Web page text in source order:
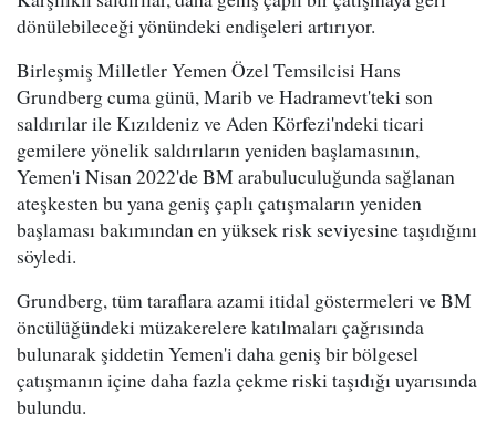
dönülebileceği yönündeki endişeleri artırıyor.
Birleşmiş Milletler Yemen Özel Temsilcisi Hans
Grundberg cuma günü, Marib ve Hadramevt'teki son
saldırılar ile Kızıldeniz ve Aden Körfezi'ndeki ticari
gemilere yönelik saldırıların yeniden başlamasının,
Yemen'i Nisan 2022'de BM arabuluculuğunda sağlanan
ateşkesten bu yana geniş çaplı çatışmaların yeniden
başlaması bakımından en yüksek risk seviyesine taşıdığını
söyledi.
Grundberg, tüm taraflara azami itidal göstermeleri ve BM
öncülüğündeki müzakerelere katılmaları çağrısında
bulunarak şiddetin Yemen'i daha geniş bir bölgesel
çatışmanın içine daha fazla çekme riski taşıdığı uyarısında
bulundu.